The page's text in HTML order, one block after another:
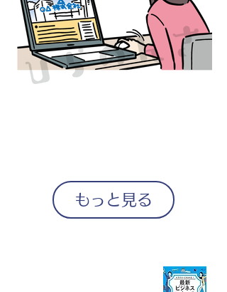
もっと見る